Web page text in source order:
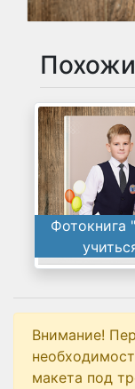
Фотокнига
Внимание!
макета под